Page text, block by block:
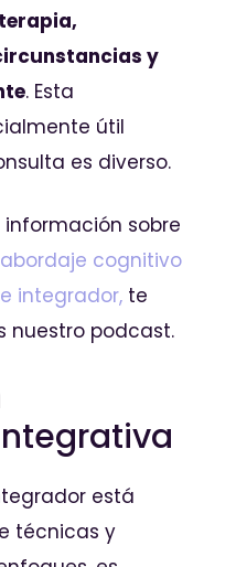
y
. Esta
útil
es diverso.
información sobre
cognitivo
integrador, te
nuestro podcast.
está
técnicas y